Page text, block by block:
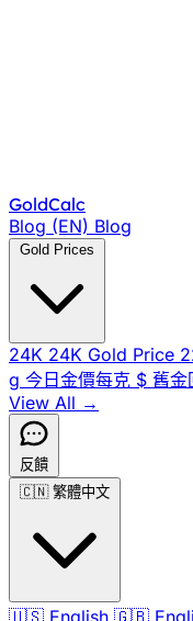
GoldCalc
Blog (EN) Blog
Gold Prices
24K 24K Gold Price
g 今日金價每克 $ 舊金
View All →
反饋
🇨🇳 繁體中文
🇺🇸 English 🇬🇧